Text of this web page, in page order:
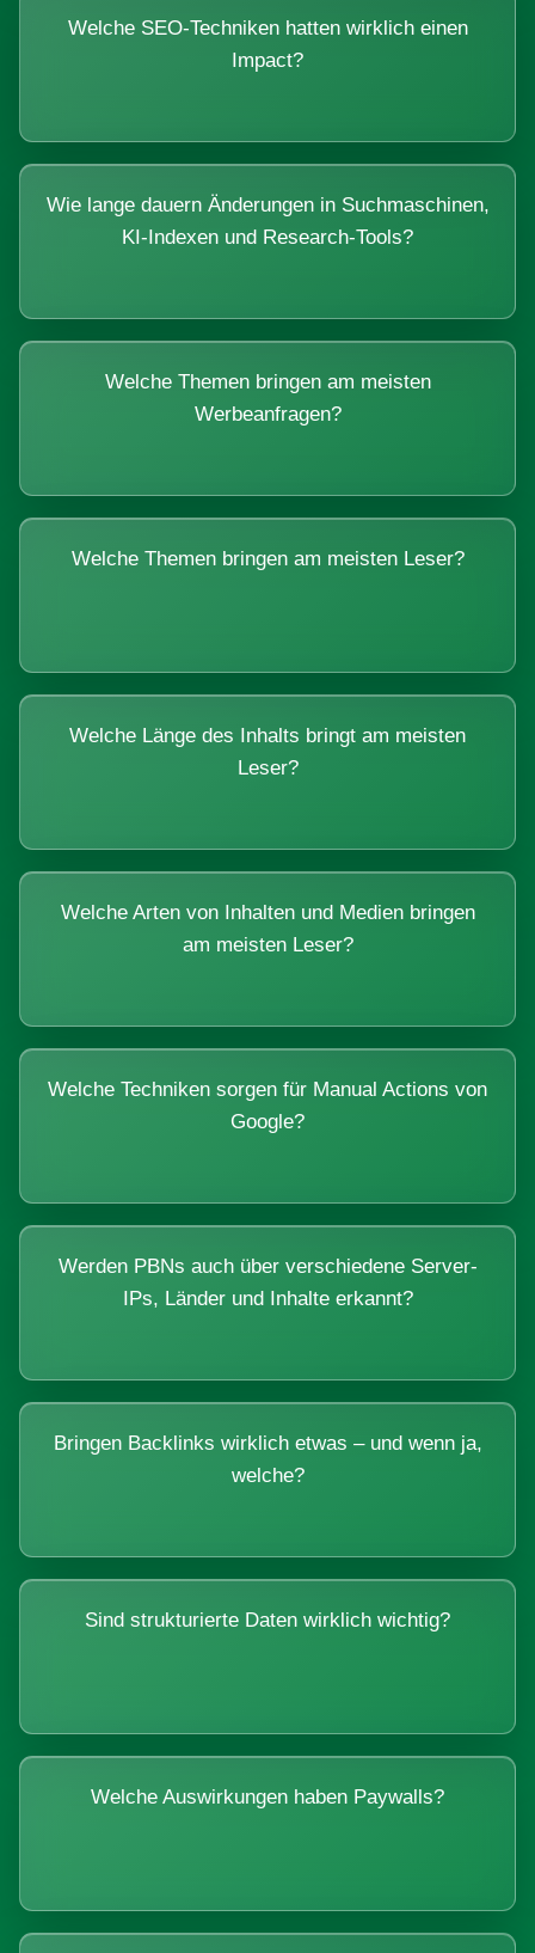
Welche SEO-Techniken hatten wirklich einen
Impact?
Wie lange dauern Änderungen in Suchmaschinen,
KI-Indexen und Research-Tools?
Welche Themen bringen am meisten
Werbeanfragen?
Welche Themen bringen am meisten Leser?
Welche Länge des Inhalts bringt am meisten
Leser?
Welche Arten von Inhalten und Medien bringen
am meisten Leser?
Welche Techniken sorgen für Manual Actions von
Google?
Werden PBNs auch über verschiedene Server-
IPs, Länder und Inhalte erkannt?
Bringen Backlinks wirklich etwas – und wenn ja,
welche?
Sind strukturierte Daten wirklich wichtig?
Welche Auswirkungen haben Paywalls?